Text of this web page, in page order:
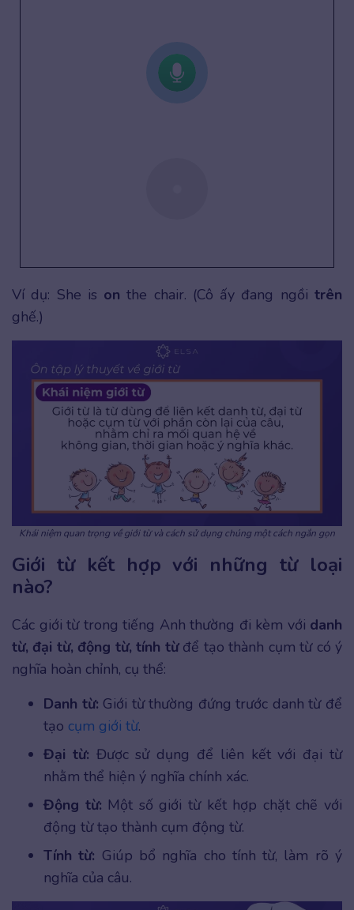
Ví dụ: She is on the chair. (Cô ấy đang ngồitrên
ghế.)
Khái niệm quan trọng về giới từ và cách sử dụng chúng một cách ngắn gọn
Giới từ kết hợp với những từ loại
nào?
Các giới từ trong tiếng Anh thường đi kèm với danh
từ, đại từ, động từ, tính từđể tạo thành cụm từ có ý
nghĩa hoàn chỉnh, cụ thể:
Danh từ: Giới từ thường đứng trước danh từ để
tạo cụm giới từ.
Đại từ: Được sử dụng để liên kết với đại từ
nhằm thể hiện ý nghĩa chính xác.
Động từ: Một số giới từ kết hợp chặt chẽ với
động từ tạo thành cụm động từ.
Tính từ: Giúp bổ nghĩa cho tính từ, làm rõ ý
nghĩa của câu.